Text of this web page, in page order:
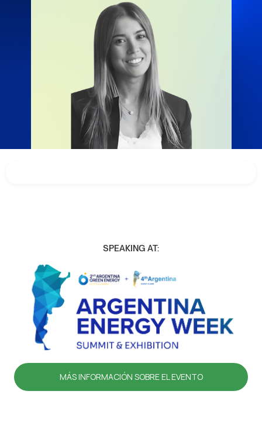
SPEAKING AT:
MÁS INFORMACIÓN SOBRE EL EVENTO